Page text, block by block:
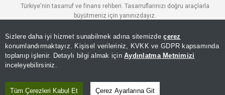
Sizlere daha iyi hizmet sunabilmek adına sitemizdeçerez
konumlandırmaktayız. Kişisel verileriniz, KVKK ve GDPR kapsamında
toplanıp işlenir. Detaylı bilgi almak içinAydınlatma Metnimizi
inceleyebilirsiniz.
Tüm Çerezleri Kabul Et Çerez Ayarlarına Git
Türkiye'nin tasarruf ve finans rehberi. Tasarruflarınızı doğru araçlarla
büyütmeniz için yanınızdayız.